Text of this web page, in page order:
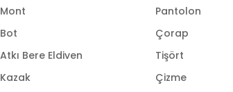
Mont
Bot
Atkı Bere Eldiven
Kazak
Pantolon
Çorap
Tişört
Çizme